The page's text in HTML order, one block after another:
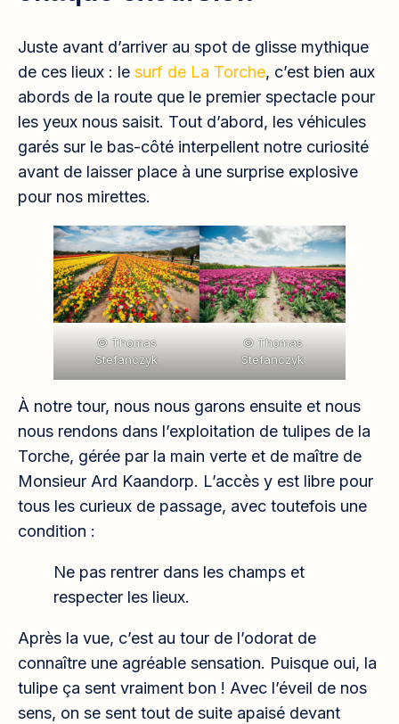
Juste avant d’arriver au spot de glisse mythique
de ces lieux : le surf de La Torche, c’est bien aux
abords de la route que le premier spectacle pour
les yeux nous saisit. Tout d’abord, les véhicules
garés sur le bas-côté interpellent notre curiosité
avant de laisser place à une surprise explosive
pour nos mirettes.
© Thomas
Stefanczyk
© Thomas
Stefanczyk
À notre tour, nous nous garons ensuite et nous
nous rendons dans l’exploitation de tulipes de la
Torche, gérée par la main verte et de maître de
Monsieur Ard Kaandorp. L’accès y est libre pour
tous les curieux de passage, avec toutefois une
condition :
Ne pas rentrer dans les champs et
respecter les lieux.
Après la vue, c’est au tour de l’odorat de
connaître une agréable sensation. Puisque oui, la
tulipe ça sent vraiment bon ! Avec l’éveil de nos
sens, on se sent tout de suite apaisé devant